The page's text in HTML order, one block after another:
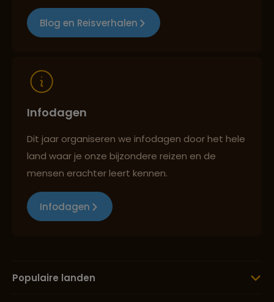
Blog en Reisverhalen
Infodagen
Dit jaar organiseren we infodagen door het hele
land waar je onze bijzondere reizen en de
mensen erachter leert kennen.
Infodagen
Populaire landen